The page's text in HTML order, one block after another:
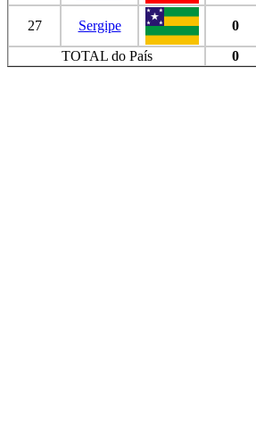
27 Sergipe 0
TOTAL do País
0